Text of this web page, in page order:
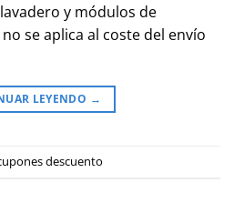
y módulos de
se aplica al coste del envío
LEYENDO →
descuento